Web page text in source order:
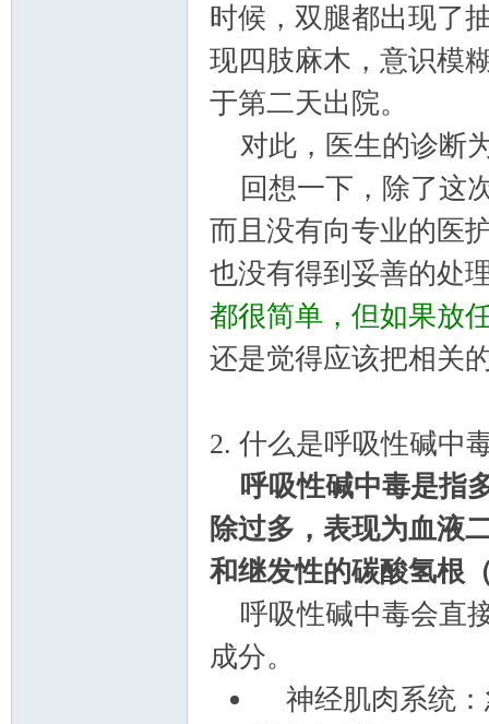
时候，双腿都出现了
现四肢麻木，意识模
于第二天出院。
对此，医生的诊断
回想一下，除了这
而且没有向专业的医
也没有得到妥善的处
都很简单，但如果放
还是觉得应该把相关
2. 什么是呼吸性碱中
呼吸性碱中毒是指
除过多，表现为血液
和继发性的碳酸氢根
呼吸性碱中毒会直
成分。
神经肌肉系统：